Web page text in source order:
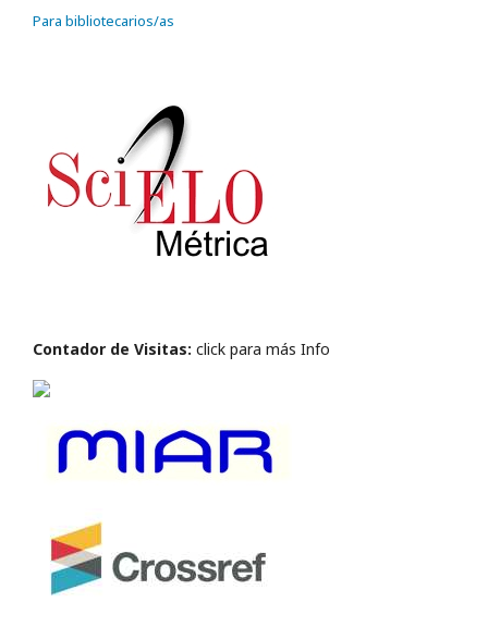
Para bibliotecarios/as
Contador de Visitas: click para más Info